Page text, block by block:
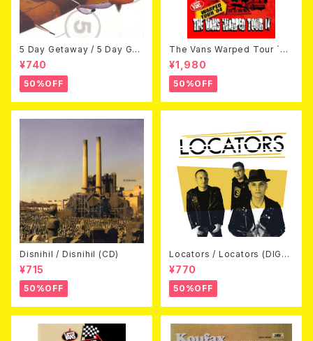
5 Day Getaway / 5 Day Get
away (CDEP)
¥740
50%OFF
The Vans Warped Tour `04
Beyond Warped (国内盤DV
D)
¥1,980
50%OFF
Disnihil / Disnihil (CD)
¥715
50%OFF
Locators / Locators (DIGPA
CK CD)
¥770
50%OFF